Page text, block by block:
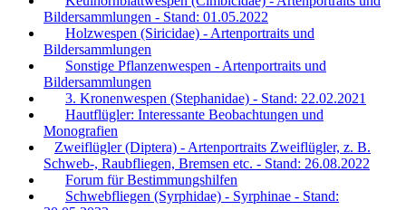
Bildersammlungen - Stand: 01.05.2022
Holzwespen (Siricidae) - Artenportraits und
Bildersammlungen
Sonstige Pflanzenwespen - Artenportraits und
Bildersammlungen
3. Kronenwespen (Stephanidae) - Stand: 22.02.2021
Hautflügler: Interessante Beobachtungen und
Monografien
Zweiflügler (Diptera) - Artenportraits Zweiflügler, z. B.
Schweb-, Raubfliegen, Bremsen etc. - Stand: 26.08.2022
Forum für Bestimmungshilfen
Schwebfliegen (Syrphidae) - Syrphinae - Stand: